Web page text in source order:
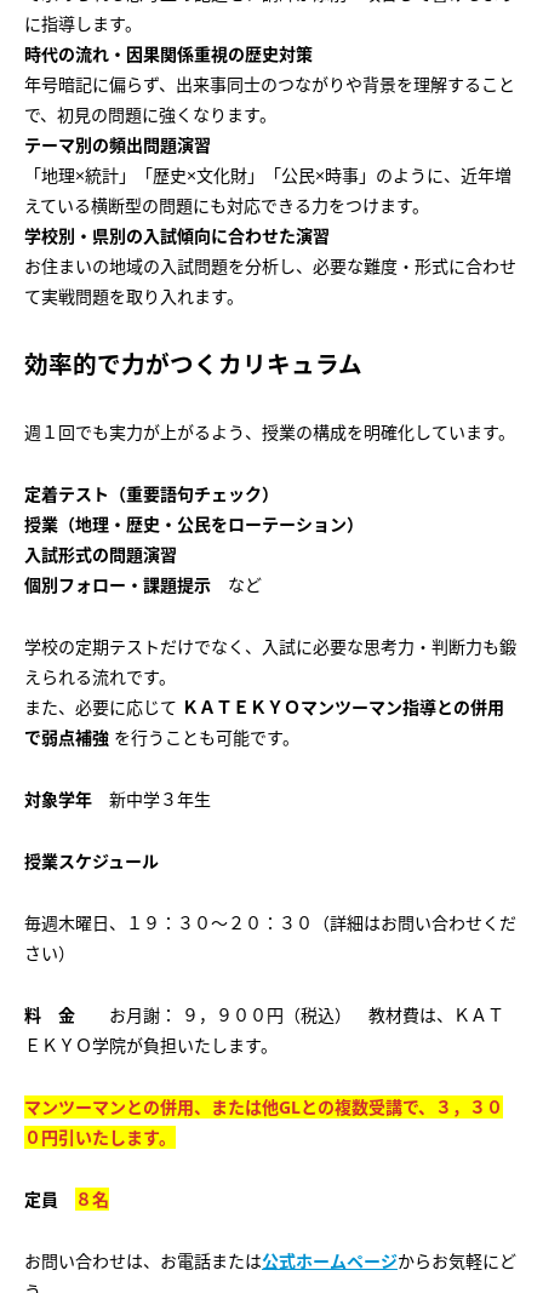
に指導します。
時代の流れ・因果関係重視の歴史対策
年号暗記に偏らず、出来事同士のつながりや背景を理解すること
で、初見の問題に強くなります。
テーマ別の頻出問題演習
「地理×統計」「歴史×文化財」「公民×時事」のように、近年増
えている横断型の問題にも対応できる力をつけます。
学校別・県別の入試傾向に合わせた演習
お住まいの地域の入試問題を分析し、必要な難度・形式に合わせ
て実戦問題を取り入れます。
効率的で力がつくカリキュラム
週１回でも実力が上がるよう、授業の構成を明確化しています。
定着テスト（重要語句チェック）
授業（地理・歴史・公民をローテーション）
入試形式の問題演習
個別フォロー・課題提示 など
学校の定期テストだけでなく、入試に必要な思考力・判断力も鍛
えられる流れです。
また、必要に応じて ＫＡＴＥＫＹＯマンツーマン指導との併用
で弱点補強 を行うことも可能です。
対象学年 新中学３年生
授業スケジュール
毎週木曜日、１９：３０～２０：３０（詳細はお問い合わせくだ
さい）
料 金 お月謝： ９，９００円（税込） 教材費は、ＫＡＴ
ＥＫＹＯ学院が負担いたします。
マンツーマンとの併用、または他GLとの複数受講で、３，３０
０円引いたします。
定員 ８名
お問い合わせは、お電話または公式ホームページからお気軽にど